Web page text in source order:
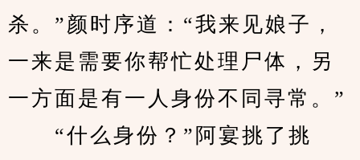
杀。”颜时序道：“我来见娘子，
一来是需要你帮忙处理尸体，另
一方面是有一人身份不同寻常。”
“什么身份？”阿宴挑了挑